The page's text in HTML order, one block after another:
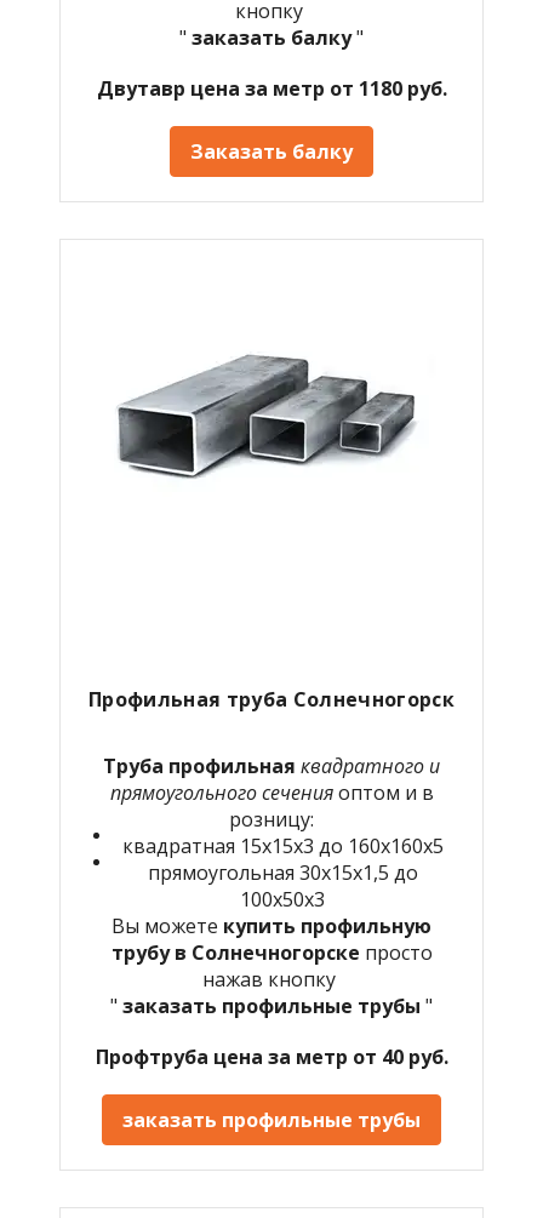
кнопку
" заказать балку"
Двутавр цена за метр от 1180 руб.
Заказать балку
Профильная труба Солнечногорск
Труба профильная квадратного и
прямоугольного сеченияоптом и в
розницу:
квадратная 15х15х3 до 160х160х5
прямоугольная 30х15х1,5 до
100х50х3
Вы можете купить профильную
трубу в Солнечногорске просто
нажав кнопку
" заказать профильные трубы "
Профтруба цена за метр от 40 руб.
заказать профильные трубы